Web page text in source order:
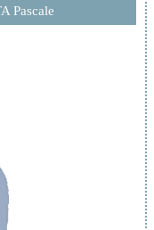
Pascale